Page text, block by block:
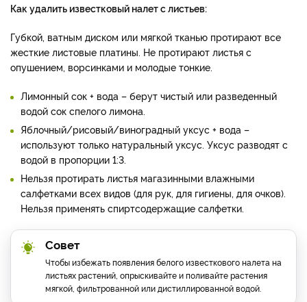
Как удалить известковый налет с листьев:
Губкой, ватным диском или мягкой тканью протирают все
жесткие листовые платины. Не протирают листья с
опушением, ворсинками и молодые тонкие.
Лимонный сок + вода – берут чистый или разведенный
водой сок спелого лимона.
Яблочный/рисовый/виноградный уксус + вода –
используют только натуральный уксус. Уксус разводят с
водой в пропорции 1:3.
Нельзя протирать листья магазинными влажными
салфетками всех видов (для рук, для гигиены, для очков).
Нельзя применять спиртсодержащие салфетки.
Совет
Чтобы избежать появления белого известкового налета на
листьях растений, опрыскивайте и поливайте растения
мягкой, фильтрованной или дистиллированной водой.